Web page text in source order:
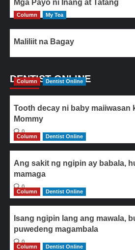
Mga Payo ni Inang at Tatang
Column My Tea
Maliliit na Bagay
DENTIST ONLINE
Column Dentist Online
Tooth decay ni baby maiiwasan
Mommy
0
Column
Dentist Online
Ang sakit ng ngipin ay babala,
mamaga
0
Column
Dentist Online
Isang ngipin lang ang mawala,
puwedeng magambala
0
Column
Dentist Online